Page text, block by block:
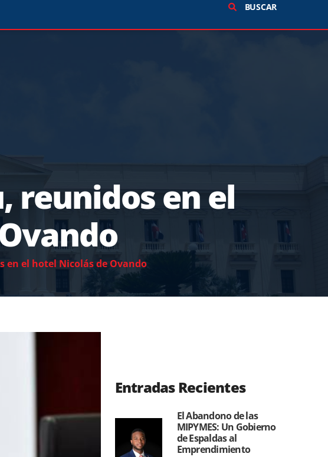
BUSCAR
reunidos en el
en el hotel Nicolás de Ovando
Entradas Recientes
El Abandono de las
MIPYMES: Un Gobierno
de Espaldas al
Emprendimiento